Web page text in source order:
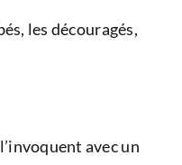
les découragés,
avec un